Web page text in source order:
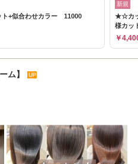
+似合わせカラー 11000
新規
★☆カッ
様カッ
￥
ム】